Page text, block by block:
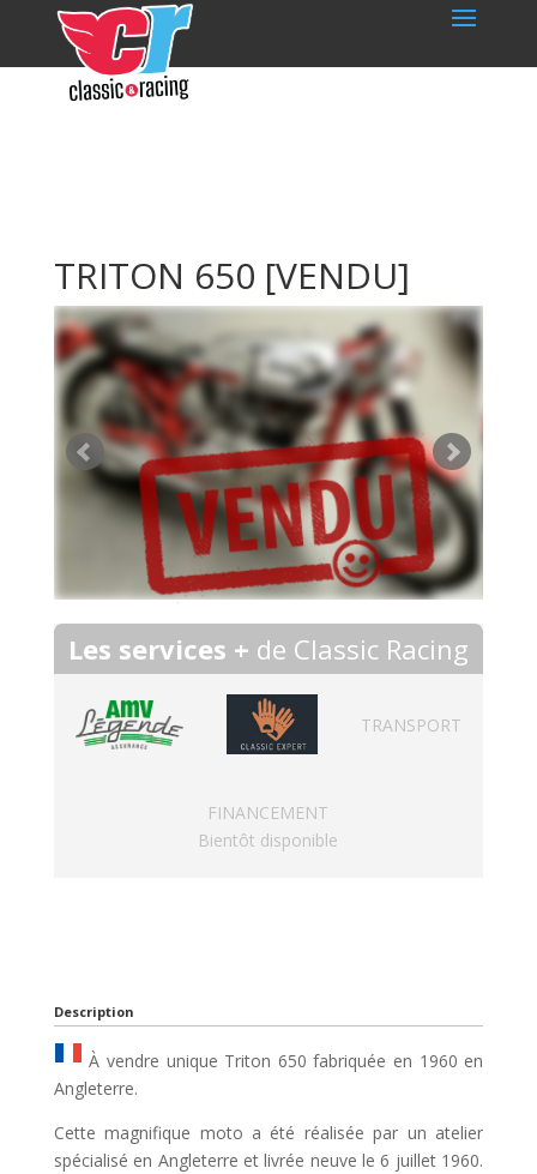
TRITON 650 [VENDU]
Les services + de Classic Racing
TRANSPORT
FINANCEMENT
Bientôt disponible
Description
À vendre unique Triton 650 fabriquée en 1960 en
Angleterre.
Cette magnifique moto a été réalisée par un atelier
spécialisé en Angleterre et livrée neuve le 6 juillet 1960.